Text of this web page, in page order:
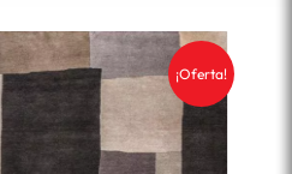
¡Oferta!